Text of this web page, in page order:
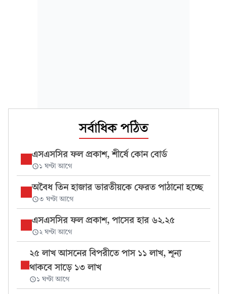
সর্বাধিক পঠিত
এসএসসির ফল প্রকাশ, শীর্ষে কোন বোর্ড
১ ঘণ্টা আগে
অবৈধ তিন হাজার ভারতীয়কে ফেরত পাঠানো হচ্ছে
৩ ঘণ্টা আগে
এসএসসির ফল প্রকাশ, পাসের হার ৬২.২৫
২ ঘণ্টা আগে
২৫ লাখ আসনের বিপরীতে পাস ১১ লাখ, শূন্য
থাকবে সাড়ে ১৩ লাখ
১ ঘণ্টা আগে